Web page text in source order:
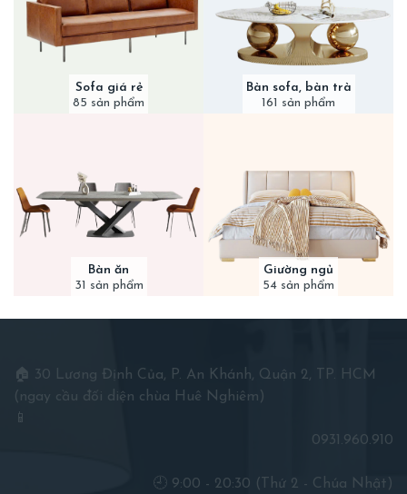
Sofa giá rẻ
85 sản phẩm
Bàn sofa, bàn trà
161 sản phẩm
Bàn ăn
31 sản phẩm
Giường ngủ
54 sản phẩm
🏠 30 Lương Định Của, P. An Khánh, Quận 2, TP. HCM
(ngay cầu đối diện chùa Huê Nghiêm)
📱
0931.960.910
🕘 9:00 - 20:30 (Thứ 2 - Chúa Nhật)